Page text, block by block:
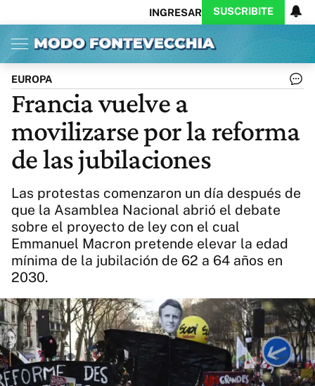
INGRESAR SUSCRIBITE
Inicio Ahora
Opinión
Política
Ciencia
Cultura
Arte
Internacional
Deportes
CARAS
Exitoina
Turismo
Videos
Córdoba
Business
Caras
Exitoina
Gaming
Vivo
Diario del Juicio
Actualidad
EUROPA
Francia vuelve a
movilizarse por la reforma
de las jubilaciones
Las protestas comenzaron un día después de
que la Asamblea Nacional abrió el debate
sobre el proyecto de ley con el cual
Emmanuel Macron pretende elevar la edad
mínima de la jubilación de 62 a 64 años en
2030.